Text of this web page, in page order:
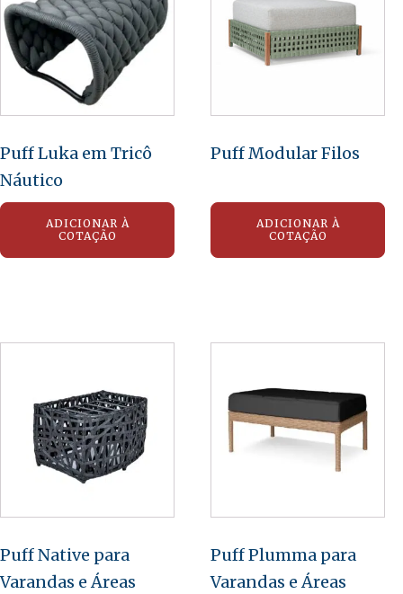
Puff Luka em Tricô
Náutico
ADICIONAR À
COTAÇÃO
Puff Modular Filos
ADICIONAR À
COTAÇÃO
Puff Native para
Varandas e Áreas
Puff Plumma para
Varandas e Áreas